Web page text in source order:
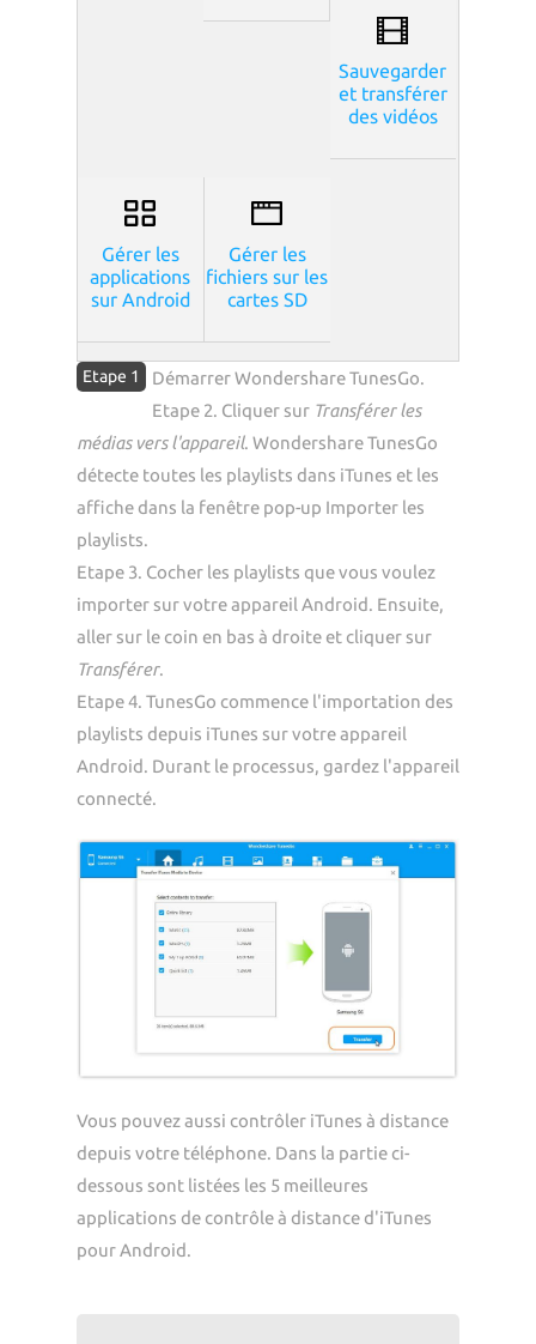
Sauvegarder
et transférer
des vidéos
Gérer les
applications
sur Android
Gérer les
fichiers sur les
cartes SD
Etape 1
Démarrer Wondershare TunesGo.
Etape 2. Cliquer sur Transférer les
médias vers l'appareil. Wondershare TunesGo
détecte toutes les playlists dans iTunes et les
affiche dans la fenêtre pop-up Importer les
playlists.
Etape 3. Cocher les playlists que vous voulez
importer sur votre appareil Android. Ensuite,
aller sur le coin en bas à droite et cliquer sur
Transférer.
Etape 4. TunesGo commence l'importation des
playlists depuis iTunes sur votre appareil
Android. Durant le processus, gardez l'appareil
connecté.
Vous pouvez aussi contrôler iTunes à distance
depuis votre téléphone. Dans la partie ci-
dessous sont listées les 5 meilleures
applications de contrôle à distance d'iTunes
pour Android.